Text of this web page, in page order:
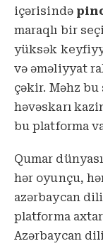
içərisində
maraqlı bir
yüksək
və əməliyyat
çəkir. Məhz
həvəskarı
bu platforma
Qumar
hər oyunçu,
azərbaycan
platforma
Azərbaycan